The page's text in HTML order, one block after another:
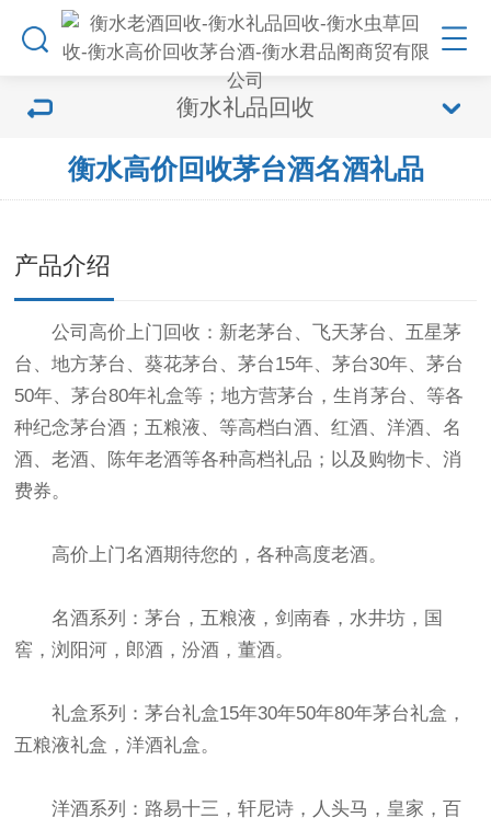
衡水礼品回收
衡水高价回收茅台酒名酒礼品
产品介绍
公司高价上门回收：新老茅台、飞天茅台、五星茅
台、地方茅台、葵花茅台、茅台15年、茅台30年、茅台
50年、茅台80年礼盒等；地方营茅台，生肖茅台、等各
种纪念茅台酒；五粮液、等高档白酒、红酒、洋酒、名
酒、老酒、陈年老酒等各种高档礼品；以及购物卡、消
费券。
高价上门名酒期待您的，各种高度老酒。
名酒系列：茅台，五粮液，剑南春，水井坊，国
窖，浏阳河，郎酒，汾酒，董酒。
礼盒系列：茅台礼盒15年30年50年80年茅台礼盒，
五粮液礼盒，洋酒礼盒。
洋酒系列：路易十三，轩尼诗，人头马，皇家，百